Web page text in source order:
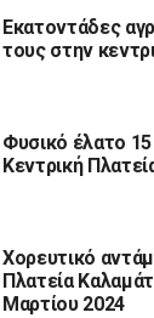
Εκατοντάδες
τους στην
Φυσικό έλατο
Κεντρική
Χορευτικό
Πλατεία
Μαρτίου 2024